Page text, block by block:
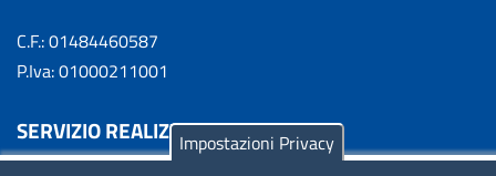
C.F.: 01484460587
P.Iva: 01000211001
SERVIZIO REALIZZATO DAImpostazioni Privacy